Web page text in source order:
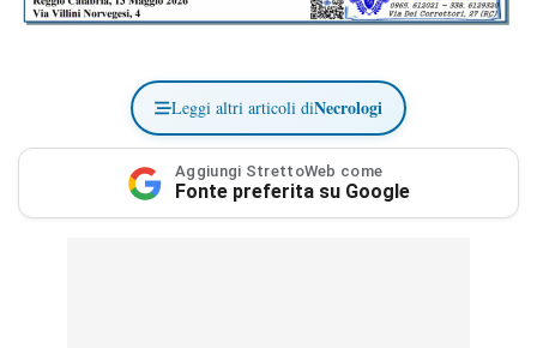
Leggi altri articoli diNecrologi
Aggiungi StrettoWeb come
Fonte preferita su Google